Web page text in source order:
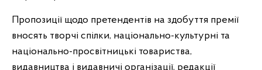
Пропозиції щодо претендентів на здобуття премії
вносять творчі спілки, національно-культурні та
національно-просвітницькі товариства,
видавництва і видавничі організації, редакції